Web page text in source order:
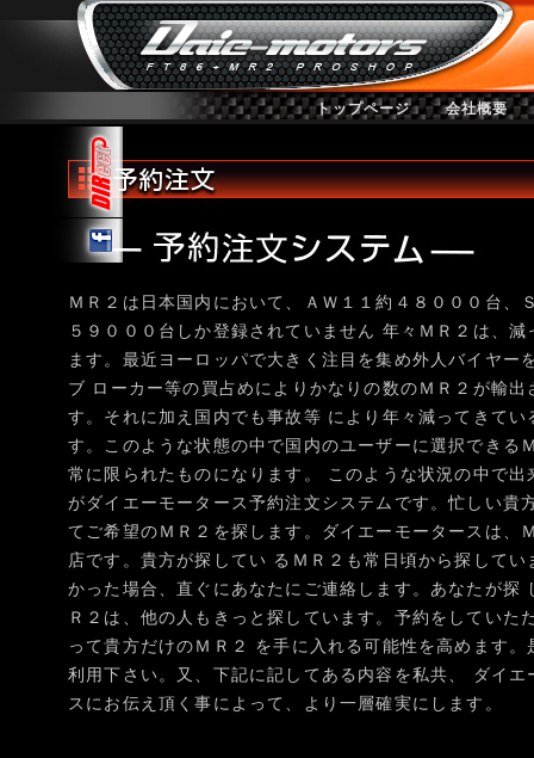
トップページ 会社概要
ＭＲ２は日本国内において、ＡＷ１１約４８０００台、
５９０００台しか登録されていません 年々ＭＲ２は、減
ます。最近ヨーロッパで大きく注目を集め外人バイヤー
ブ ローカー等の買占めによりかなりの数のＭＲ２が輸出
す。それに加え国内でも事故等 により年々減ってきてい
す。このような状態の中で国内のユーザーに選択できる
常に限られたものになります。 このような状況の中で出
がダイエーモータース予約注文システムです。忙しい貴
てご希望のＭＲ２を探します。ダイエーモータースは、
店です。貴方が探してい るＭＲ２も常日頃から探してい
かった場合、直ぐにあなたにご連絡します。あなたが探
Ｒ２は、他の人もきっと探しています。予約をしていた
って貴方だけのＭＲ２ を手に入れる可能性を高めます。
利用下さい。又、下記に記してある内容を私共、 ダイエ
スにお伝え頂く事によって、より一層確実にします。